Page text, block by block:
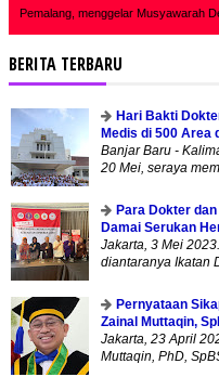
Pemalang, menggelar Musyawarah
BERITA TERBARU
Hari Bakti
Medis di 500 Area
Banjar Baru -
20 Mei, seraya
Para Dokter
Damai Serukan
Jakarta, 3 Mei
diantaranya Ikatan
Pernyataan
Zainal Muttaqin,
Jakarta, 23 April
Muttaqin, PhD,